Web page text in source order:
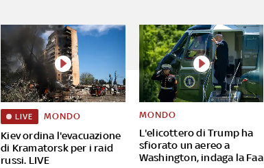
Kiev ordina l'evacuazione
di Kramatorsk per i raid
russi. LIVE
LIVE MONDO
L'elicottero di Trump ha
sfiorato un aereo a
Washington, indaga la Faa
MONDO